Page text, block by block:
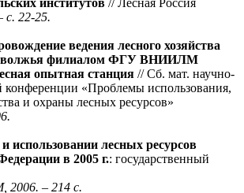
институтов // Лесная Россия
с. 22-25.
ведения лесного хозяйства
филиалом ФГУ ВНИИЛМ
опытная станция // Сб. мат. научно-
конференции «Проблемы использования,
и охраны лесных ресурсов»
использовании лесных ресурсов
в 2005 г.: государственный
– 214 с.